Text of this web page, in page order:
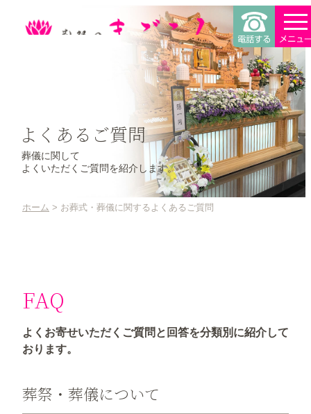
よくあるご質問
葬儀に関して
よくいただくご質問を紹介します。
ホーム お葬式・葬儀に関するよくあるご質問
FAQ
よくお寄せいただくご質問と回答を分類別に紹介して
おります。
葬祭・葬儀について